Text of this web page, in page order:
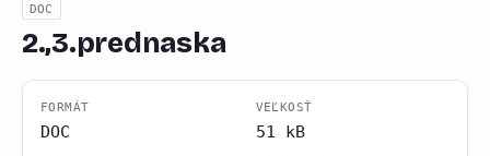
DOC
2.,3.prednaska
FORMÁT
DOC
VEĽKOSŤ
51 kB